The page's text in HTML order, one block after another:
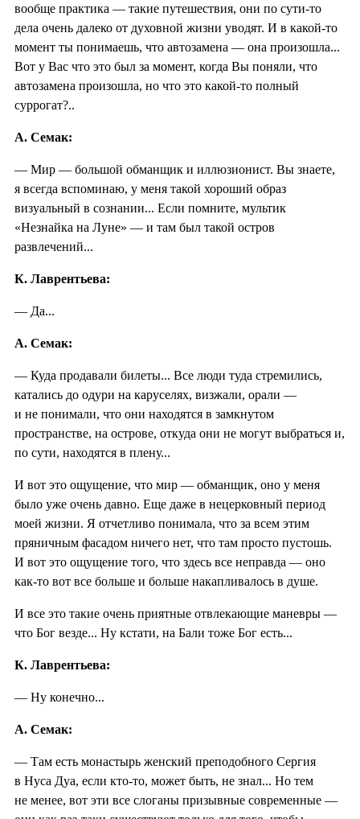
вообще практика — такие путешествия, они по сути-то
дела очень далеко от духовной жизни уводят. И в какой-то
момент ты понимаешь, что автозамена — она произошла...
Вот у Вас что это был за момент, когда Вы поняли, что
автозамена произошла, но что это какой-то полный
суррогат?..
А. Семак:
— Мир — большой обманщик и иллюзионист. Вы знаете,
я всегда вспоминаю, у меня такой хороший образ
визуальный в сознании... Если помните, мультик
«Незнайка на Луне» — и там был такой остров
развлечений...
К. Лаврентьева:
— Да...
А. Семак:
— Куда продавали билеты... Все люди туда стремились,
катались до одури на каруселях, визжали, орали —
и не понимали, что они находятся в замкнутом
пространстве, на острове, откуда они не могут выбраться и,
по сути, находятся в плену...
И вот это ощущение, что мир — обманщик, оно у меня
было уже очень давно. Еще даже в нецерковный период
моей жизни. Я отчетливо понимала, что за всем этим
пряничным фасадом ничего нет, что там просто пустошь.
И вот это ощущение того, что здесь все неправда — оно
как-то вот все больше и больше накапливалось в душе.
И все это такие очень приятные отвлекающие маневры —
что Бог везде... Ну кстати, на Бали тоже Бог есть...
К. Лаврентьева:
— Ну конечно...
А. Семак:
— Там есть монастырь женский преподобного Сергия
в Нуса Дуа, если кто-то, может быть, не знал... Но тем
не менее, вот эти все слоганы призывные современные —